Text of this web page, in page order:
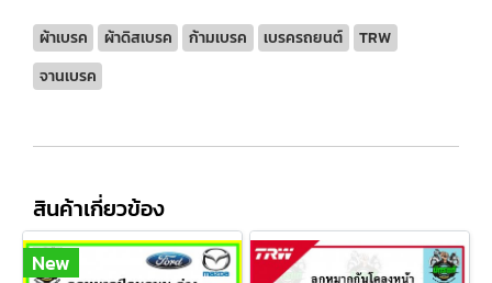
ผ้าเบรค ผ้าดิสเบรค ก้ามเบรค เบรครถยนต์
TRW
จานเบรค
สินค้าเกี่ยวข้อง
New